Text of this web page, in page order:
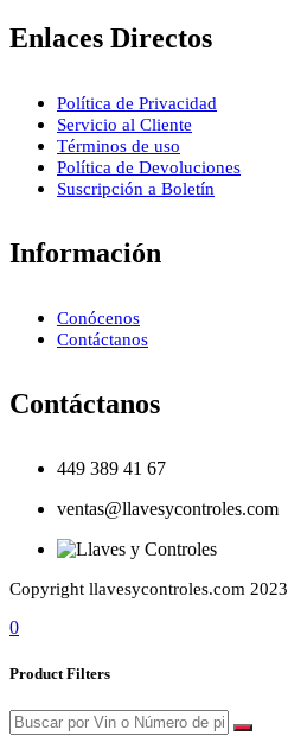
Enlaces Directos
Política de Privacidad
Servicio al Cliente
Términos de uso
Política de Devoluciones
Suscripción a Boletín
Información
Conócenos
Contáctanos
Contáctanos
449 389 41 67
ventas@llavesycontroles.com
Copyright llavesycontroles.com 2023
0
Product Filters